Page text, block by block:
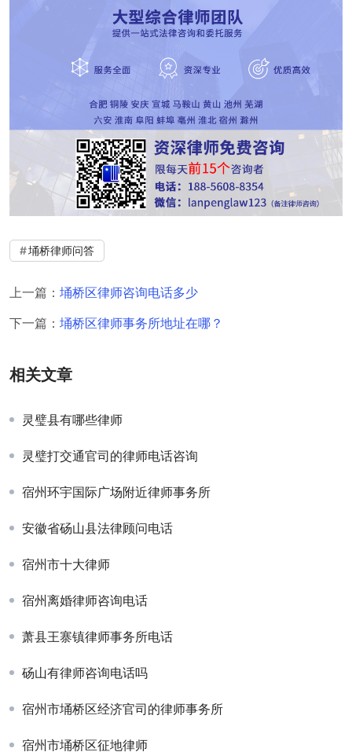
埇桥律师问答
上一篇： 埇桥区律师咨询电话多少
下一篇： 埇桥区律师事务所地址在哪？
相关文章
灵璧县有哪些律师
灵璧打交通官司的律师电话咨询
宿州环宇国际广场附近律师事务所
安徽省砀山县法律顾问电话
宿州市十大律师
宿州离婚律师咨询电话
萧县王寨镇律师事务所电话
砀山有律师咨询电话吗
宿州市埇桥区经济官司的律师事务所
宿州市埇桥区征地律师